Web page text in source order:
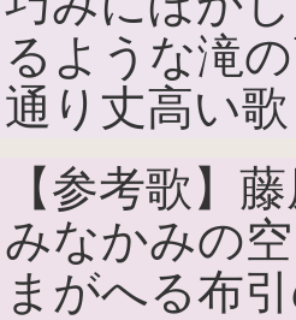
るような滝
通り丈高い
【参考歌】
みなかみの
まがへる布